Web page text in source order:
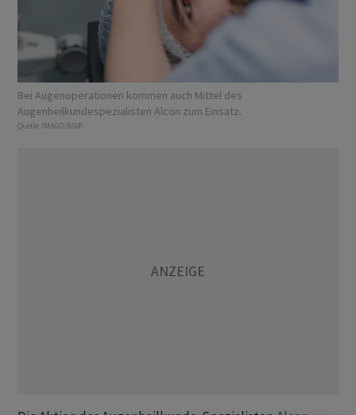
Bei Augenoperationen kommen auch Mittel des
Augenheilkundespezialisten Alcon zum Einsatz.
Quelle: IMAGO/BSIP